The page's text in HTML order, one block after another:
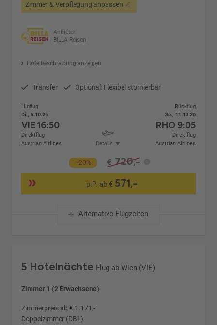
Zimmer & Verpflegung anpassen
Anbieter:
BILLA Reisen
Hotelbeschreibung anzeigen
Transfer Optional: Flexibel stornierbar
Hinflug
Di., 6.10.26
VIE16:50
Direktflug
Austrian Airlines
Details
Rückflug
So., 11.10.26
RHO 9:05
Direktflug
Austrian Airlines
-20% € 720,-
p.P. ab € 571,-
Alternative Flugzeiten
5 Hotelnächte Flug ab Wien (VIE)
Zimmer 1 (2 Erwachsene)
Zimmerpreis ab € 1.171,-
Doppelzimmer (DB1)